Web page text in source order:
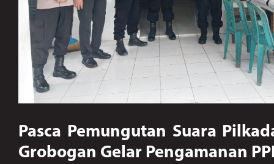
Pasca Pemungutan Suara
Grobogan Gelar Pengamanan